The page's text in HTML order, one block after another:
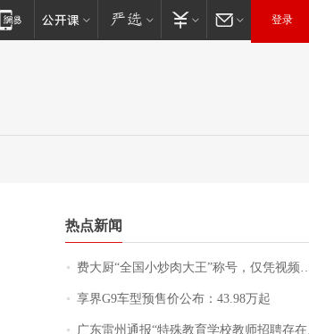
登录
热点新闻
费大厨“全国小炒肉大王”称号，仅凭视频评出？中国烹饪协会回应
享界G9车型预售价公布：43.98万起
广东雷州通报“特殊教育学校教师招聘存在违规行为”：已启动问责程序 副校长被停职